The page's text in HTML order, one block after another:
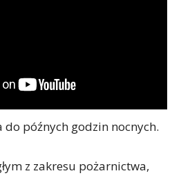
do późnych godzin nocnych.
z zakresu pożarnictwa,